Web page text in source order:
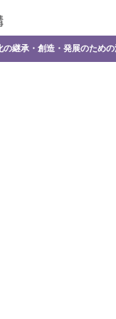
継承・創造・発展のための